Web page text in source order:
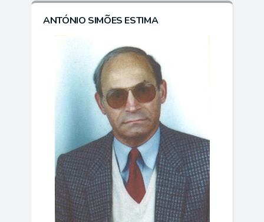
ANTÓNIO SIMÕES ESTIMA